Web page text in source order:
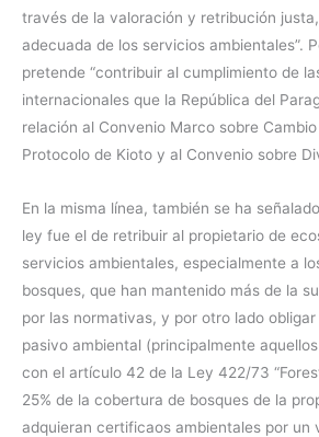
través de la valoración y retribución
adecuada de los servicios ambientales”.
pretende “contribuir al cumplimiento de
internacionales que la República del
relación al Convenio Marco sobre
Protocolo de Kioto y al Convenio sobre
En la misma línea, también se ha
ley fue el de retribuir al propietario de
servicios ambientales, especialmente a
bosques, que han mantenido más de la
por las normativas, y por otro lado
pasivo ambiental (principalmente
con el artículo 42 de la Ley 422/73
25% de la cobertura de bosques de la
adquieran certificaos ambientales por un